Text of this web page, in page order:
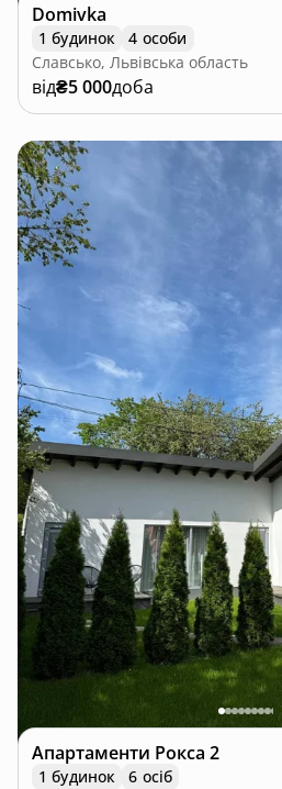
Domivka
1 будинок
4 особи
Славсько, Львівська область
від₴5 000доба
Апартаменти Рокса 2
1 будинок
6 осіб